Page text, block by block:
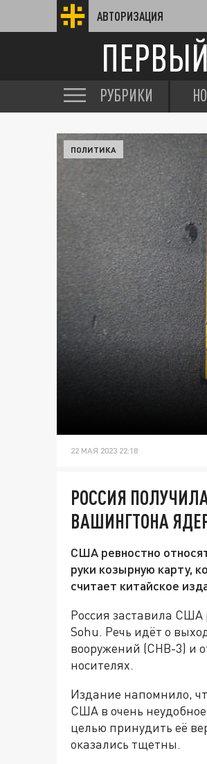
АВТОРИЗАЦИЯ
РУБРИКИ
ПОЛИТИКА
22 МАЯ 2023 22:18
РОССИЯ
ВАШИНГТОНА
США ревностно
руки козырную карту,
считает китайское
Россия заставила США
Sohu. Речь идёт о
вооружений (СНВ-3) и
носителях.
Издание напомнило,
США в очень
целью принудить её
оказались тщетны.